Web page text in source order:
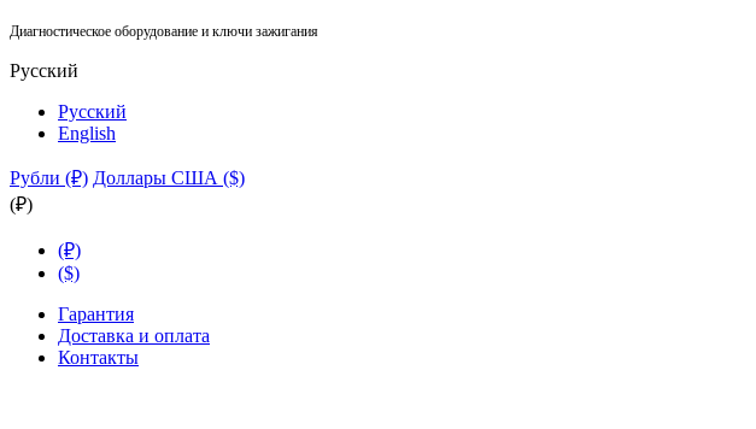
Диагностическое оборудование и ключи зажигания
Русский
Русский
English
Рубли (₽) Доллары США ($)
(₽)
(₽)
($)
Гарантия
Доставка и оплата
Контакты